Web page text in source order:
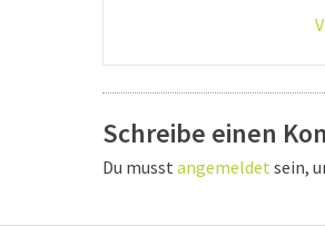
Schreibe einen
Du musst angemeldet sein,